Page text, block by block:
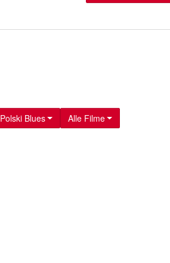
Polski Blues Alle Filme